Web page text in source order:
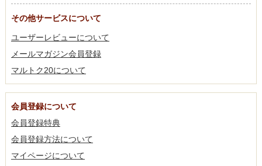
その他サービスについて
ユーザーレビューについて
メールマガジン会員登録
マルトク20について
会員登録について
会員登録特典
会員登録方法について
マイページについて